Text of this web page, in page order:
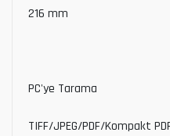
216 mm
PC'ye Tarama
TIFF/JPEG/PDF/Kompakt